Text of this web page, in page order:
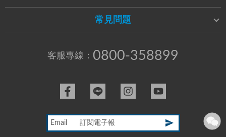
常見問題
客服專線： 0800-358899
Email